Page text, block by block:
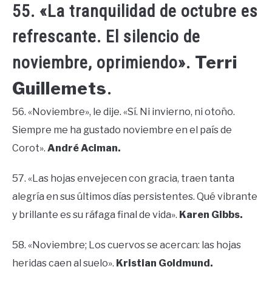
55. «La tranquilidad de octubre es
refrescante. El silencio de
noviembre, oprimiendo». Terri
Guillemets.
56. «Noviembre», le dije. «Sí. Ni invierno, ni otoño.
Siempre me ha gustado noviembre en el país de
Corot». André Aciman.
57. «Las hojas envejecen con gracia, traen tanta
alegría en sus últimos días persistentes. Qué vibrante
y brillante es su ráfaga final de vida». Karen Gibbs.
58. «Noviembre; Los cuervos se acercan: las hojas
heridas caen al suelo». Kristian Goldmund.